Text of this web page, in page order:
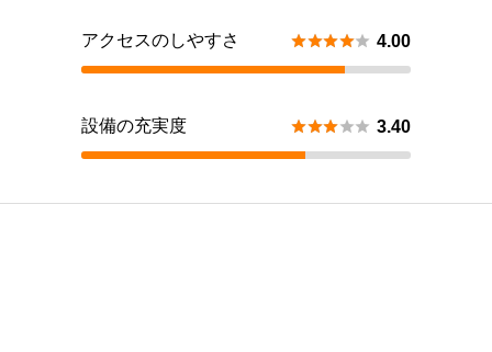
アクセスのしやすさ  4.00
設備の充実度  3.40